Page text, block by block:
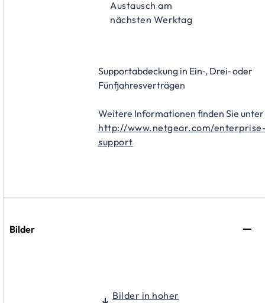
Austausch am
nächsten Werktag
Supportabdeckung in Ein‑, Drei‑ oder
Fünfjahresverträgen
Weitere Informationen finden Sie unter
http://www.netgear.com/
support
Bilder
Bilder in hoher